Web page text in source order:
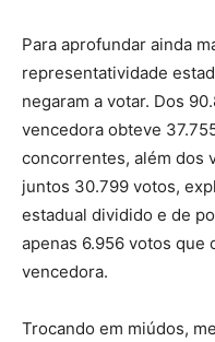
Para aprofundar ainda
representatividade
negaram a votar. Dos
vencedora obteve
concorrentes, além dos
juntos 30.799 votos,
estadual dividido e de
apenas 6.956 votos que
vencedora.
Trocando em miúdos,